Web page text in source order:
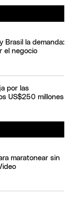
Brasil la demanda:
el negocio
por las
US$250 millones
maratonear sin